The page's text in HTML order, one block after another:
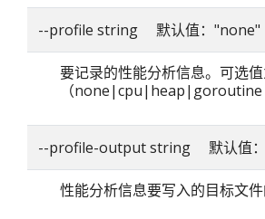
--profile string 默认值："none"
要记录的性能分析信息。可选
（
--profile-output string 默认值
性能分析信息要写入的目标文件